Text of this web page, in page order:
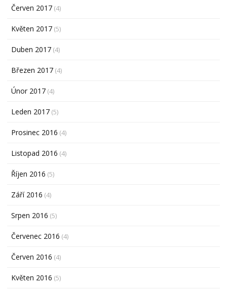
Červen 2017 (4)
Květen 2017 (5)
Duben 2017 (4)
Březen 2017 (4)
Únor 2017 (4)
Leden 2017 (5)
Prosinec 2016 (4)
Listopad 2016 (4)
Říjen 2016 (5)
Září 2016 (4)
Srpen 2016 (5)
Červenec 2016 (4)
Červen 2016 (4)
Květen 2016 (5)